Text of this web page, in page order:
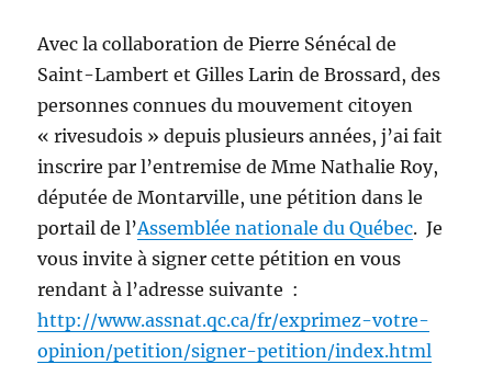
Avec la collaboration de Pierre Sénécal de
Saint-Lambert et Gilles Larin de Brossard, des
personnes connues du mouvement citoyen
« rivesudois » depuis plusieurs années, j’ai fait
inscrire par l’entremise de Mme Nathalie Roy,
députée de Montarville, une pétition dans le
portail de l’Assemblée nationale du Québec. Je
vous invite à signer cette pétition en vous
rendant à l’adresse suivante :
http://www.assnat.qc.ca/fr/exprimez-votre-
opinion/petition/signer-petition/index.html